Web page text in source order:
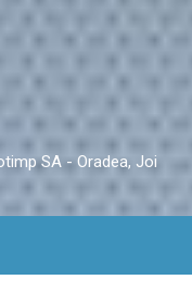
SA - Oradea, Joi